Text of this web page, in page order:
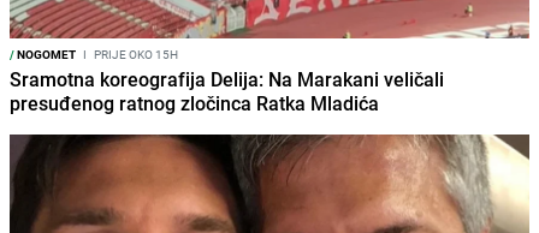
/NOGOMET I PRIJE OKO 15H
Sramotna koreografija Delija: Na Marakani veličali
presuđenog ratnog zločinca Ratka Mladića